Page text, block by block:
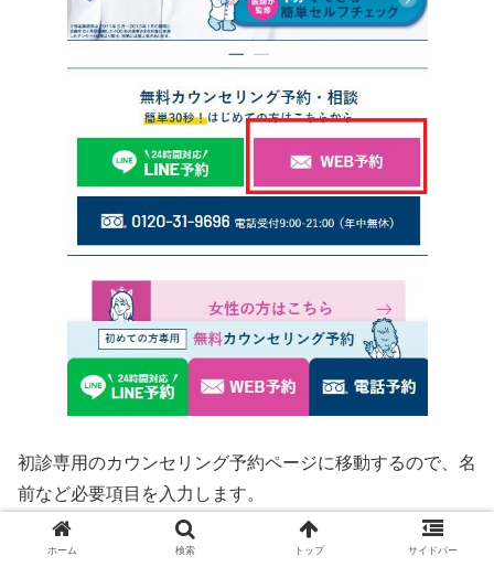
初診専用のカウンセリング予約ページに移動するので、名
前など必要項目を入力します。
ホーム 検索 トップ サイドバー